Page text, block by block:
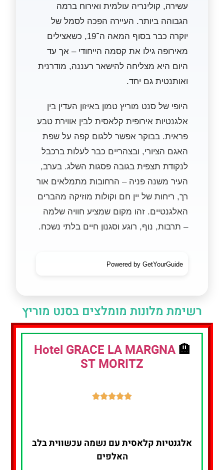
עשירה, קולינריה עולמית ואירוח ברמה
הגבוהה ביותר. העיירה הפכה לסמל של
יוקרה כבר בסוף המאה ה־19, כשאצילים
מאירופה גילו את קסמה הייחודי – אך עד
היום היא מצליחה להישאר רעננה, מודרנית
ואותנטית גם יחד.
היופי של סנט מוריץ טמון באיזון העדין בין
אלגנטיות אירופית קלאסית לבין אווירת טבע
פראית. בבוקר אפשר ללגום קפה על שפת
האגם הציורי, ובצהריים כבר לעלות ברכבל
לנקודת תצפית בגובה פסגות השלג. בערב,
העיר משנה פניה – הרחובות מתמלאים אור
רך, ריחות של יין חם וקולות מוזיקה מהברים
האלגנטיים. זהו מקום שמציע חוויה שלמה
– תרבות, נוף, רוגע וסגנון חיים בלתי נשכח.
Powered by GetYourGuide
רשימת מלונות מומלצים בסנט מוריץ
🏨
Hotel GRACE LA MARGNA
ST MORITZ
אלגנטיות קלאסית עם נשמה עכשווית בלב
האלפים